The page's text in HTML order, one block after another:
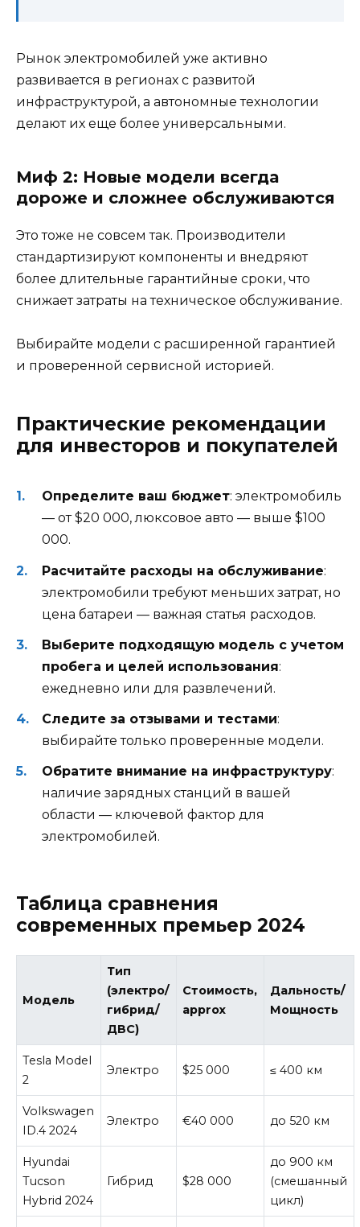
Рынок электромобилей уже активно
развивается в регионах с развитой
инфраструктурой, а автономные технологии
делают их еще более универсальными.
Миф 2: Новые модели всегда
дороже и сложнее обслуживаются
Это тоже не совсем так. Производители
стандартизируют компоненты и внедряют
более длительные гарантийные сроки, что
снижает затраты на техническое обслуживание.
Выбирайте модели с расширенной гарантией
и проверенной сервисной историей.
Практические рекомендации
для инвесторов и покупателей
Определите ваш бюджет: электромобиль
— от $20 000, люксовое авто — выше $100
000.
Расчитайте расходы на обслуживание:
электромобили требуют меньших затрат, но
цена батареи — важная статья расходов.
Выберите подходящую модель с учетом
пробега и целей использования:
ежедневно или для развлечений.
Следите за отзывами и тестами:
выбирайте только проверенные модели.
Обратите внимание на инфраструктуру:
наличие зарядных станций в вашей
области — ключевой фактор для
электромобилей.
Таблица сравнения
современных премьер 2024
Модель
Тип
(электро/
гибрид/
ДВС)
Стоимость,
approx
Дальность/
Мощность
Tesla Model
2
Электро $25 000 ≤ 400 км
Volkswagen
ID.4 2024
Электро €40 000 до 520 км
Hyundai
Tucson
Hybrid 2024
Гибрид $28 000
до 900 км
(смешанный
цикл)